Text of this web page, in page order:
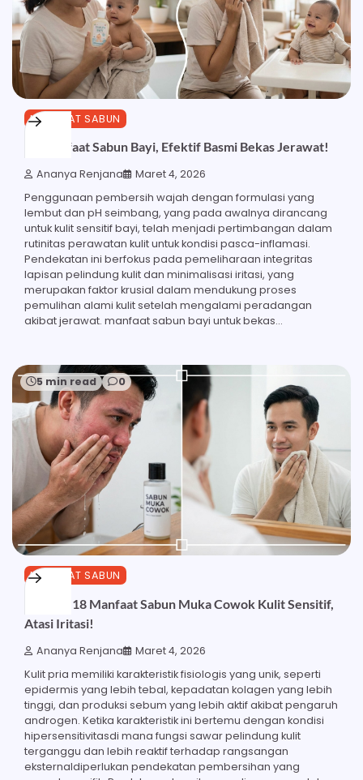
MANFAAT SABUN
28 Manfaat Sabun Bayi, Efektif Basmi Bekas Jerawat!
Ananya Renjana Maret 4, 2026
Penggunaan pembersih wajah dengan formulasi yang
lembut dan pH seimbang, yang pada awalnya dirancang
untuk kulit sensitif bayi, telah menjadi pertimbangan dalam
rutinitas perawatan kulit untuk kondisi pasca-inflamasi.
Pendekatan ini berfokus pada pemeliharaan integritas
lapisan pelindung kulit dan minimalisasi iritasi, yang
merupakan faktor krusial dalam mendukung proses
pemulihan alami kulit setelah mengalami peradangan
akibat jerawat. manfaat sabun bayi untuk bekas…
5 min read 0
MANFAAT SABUN
Ketahui 18 Manfaat Sabun Muka Cowok Kulit Sensitif,
Atasi Iritasi!
Ananya Renjana Maret 4, 2026
Kulit pria memiliki karakteristik fisiologis yang unik, seperti
epidermis yang lebih tebal, kepadatan kolagen yang lebih
tinggi, dan produksi sebum yang lebih aktif akibat pengaruh
androgen. Ketika karakteristik ini bertemu dengan kondisi
hipersensitivitasdi mana fungsi sawar pelindung kulit
terganggu dan lebih reaktif terhadap rangsangan
eksternaldiperlukan pendekatan pembersihan yang